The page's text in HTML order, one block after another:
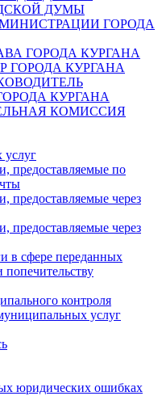
ДУМЫ
ГОРОДА
ГОРОДА КУРГАНА
ГОРОДА КУРГАНА
КУРГАНА
КОМИССИЯ
услуг
предоставляемые по
предоставляемые через
предоставляемые через
в сфере переданных
контроля
услуг
юридических ошибках